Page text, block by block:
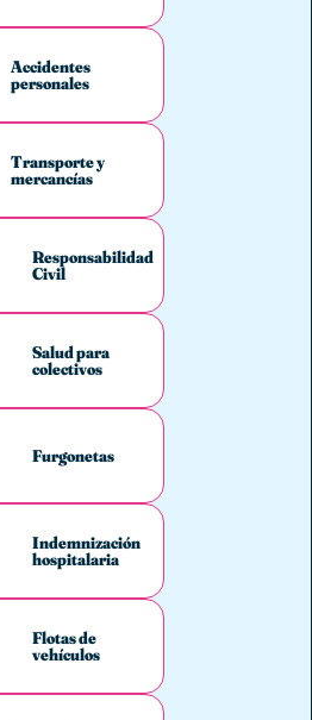
Accidentes
personales
Transporte y
mercancías
Responsabilidad
Civil
Salud para
colectivos
Furgonetas
Indemnización
hospitalaria
Flotas de
vehículos